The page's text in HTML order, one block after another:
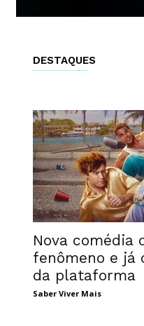
DESTAQUES
Nova comédia
fenômeno e já
da plataforma
Saber Viver Mais